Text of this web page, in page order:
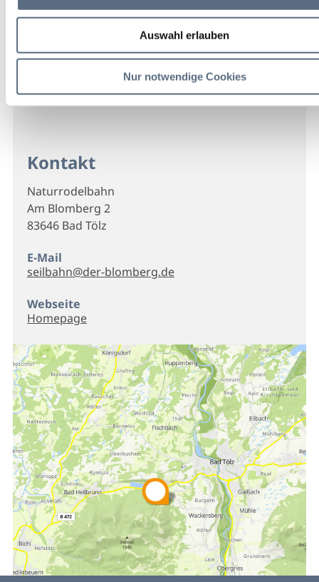
Auswahl erlauben
Nur notwendige Cookies
Kontakt
Naturrodelbahn
Am Blomberg 2
83646 Bad Tölz
E-Mail
seilbahn@der-blomberg.de
Webseite
Homepage